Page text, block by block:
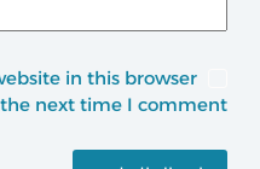
in this browser
next time I comment.